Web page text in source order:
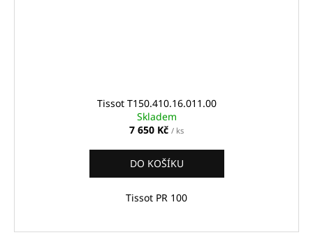
Tissot T150.410.16.011.00
Skladem
7 650 Kč / ks
DO KOŠÍKU
Tissot PR 100